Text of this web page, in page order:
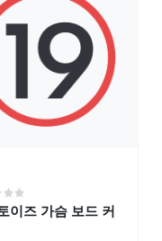
이즈 가슴 보드 커